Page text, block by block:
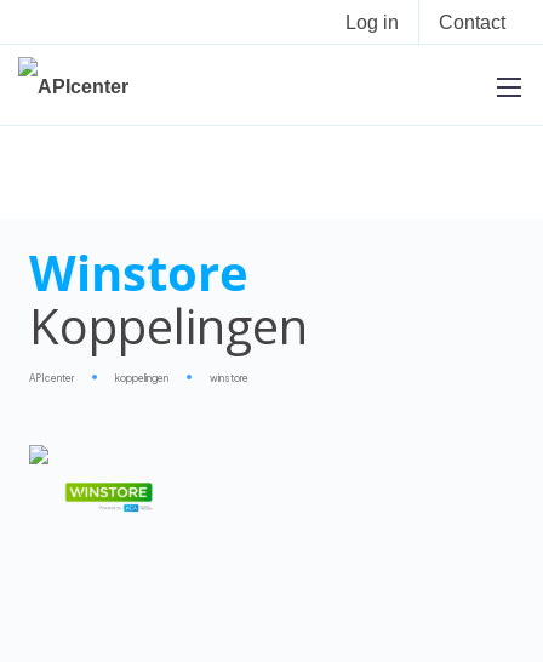
Log in Contact
Winstore
Koppelingen
APIcenter koppelingen winstore